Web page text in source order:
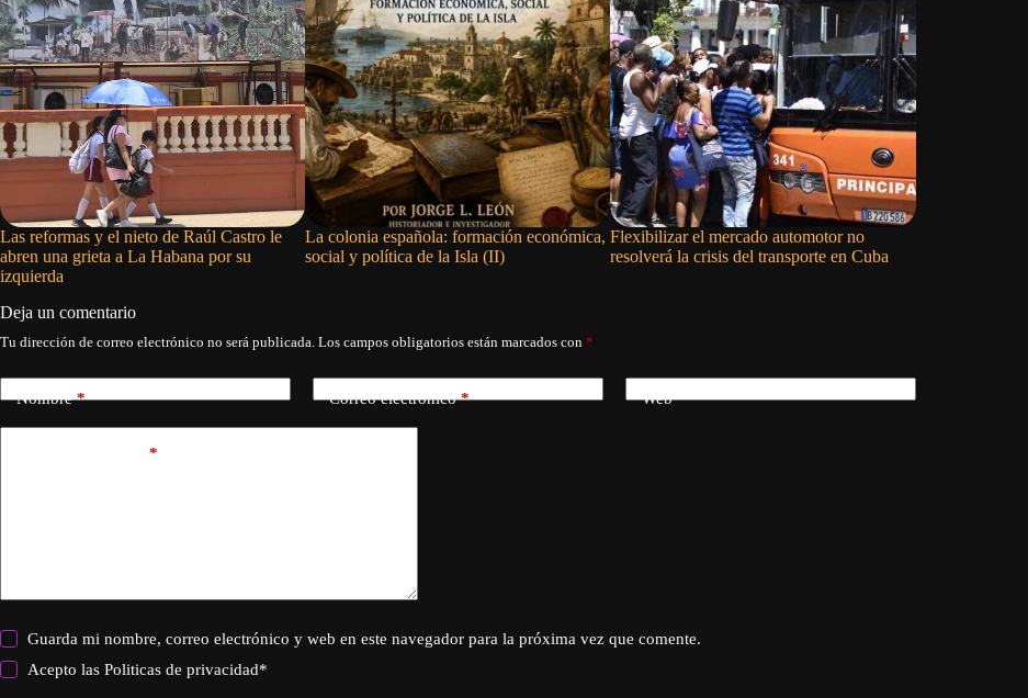
Las reformas y el nieto de Raúl Castro le
abren una grieta a La Habana por su
izquierda
La colonia española: formación económica,
social y política de la Isla (II)
Flexibilizar el mercado automotor no
resolverá la crisis del transporte en Cuba
Deja un comentario
Tu dirección de correo electrónico no será publicada. Los campos obligatorios están marcados con *
Nombre* Correo electrónico* Web
*
Guarda mi nombre, correo electrónico y web en este navegador para la próxima vez que comente.
Acepto lasPoliticas de privacidad*